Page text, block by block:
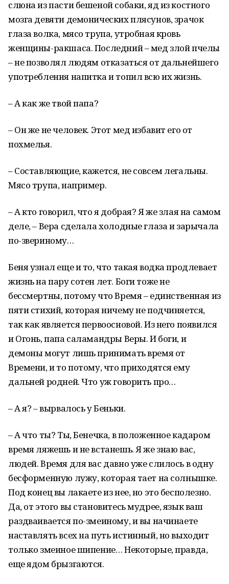
слюна из пасти бешеной собаки, яд из костного
мозга девяти демонических плясунов, зрачок
глаза волка, мясо трупа, утробная кровь
женщины-ракшаса. Последний – мед злой пчелы
– не позволял людям отказаться от дальнейшего
употребления напитка и топил всю их жизнь.
– А как же твой папа?
– Он же не человек. Этот мед избавит его от
похмелья.
– Составляющие, кажется, не совсем легальны.
Мясо трупа, например.
– А кто говорил, что я добрая? Я же злая на самом
деле, – Вера сделала холодные глаза и зарычала
по-звериному…
Беня узнал еще и то, что такая водка продлевает
жизнь на пару сотен лет. Боги тоже не
бессмертны, потому что Время – единственная из
пяти стихий, которая ничему не подчиняется,
так как является первоосновой. Из него появился
и Огонь, папа саламандры Веры. И боги, и
демоны могут лишь принимать время от
Времени, и то потому, что приходятся ему
дальней родней. Что уж говорить про…
– А я? – вырвалось у Беньки.
– А что ты? Ты, Бенечка, в положенное кадаром
время ляжешь и не встанешь. Я же знаю вас,
людей. Время для вас давно уже слилось в одну
бесформенную лужу, которая тает на солнышке.
Под конец вы лакаете из нее, но это бесполезно.
Да, от этого вы становитесь мудрее, язык ваш
раздваивается по-змеиному, и вы начинаете
наставлять всех на путь истинный, но выходит
только змеиное шипение… Некоторые, правда,
еще ядом брызгаются.